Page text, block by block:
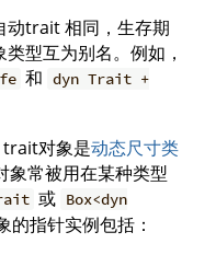
动trait 相同，生存期
型互为别名。例如，
和 dyn Trait +
trait对象是动态尺寸类
常被用在某种类型
或 Box<dyn
指针实例包括：